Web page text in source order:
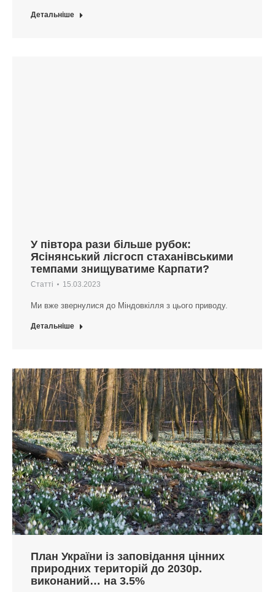
Детальніше
У півтора рази більше рубок:
Ясінянський лісгосп стаханівськими
темпами знищуватиме Карпати?
Статті 15.03.2023
Ми вже звернулися до Міндовкілля з цього приводу.
Детальніше
План України із заповідання цінних
природних територій до 2030р.
виконаний… на 3.5%